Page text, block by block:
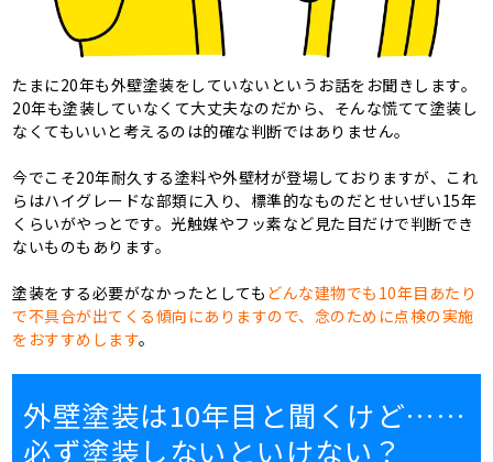
たまに20年も外壁塗装をしていないというお話をお聞きします。
20年も塗装していなくて大丈夫なのだから、そんな慌てて塗装し
なくてもいいと考えるのは的確な判断ではありません。
今でこそ20年耐久する塗料や外壁材が登場しておりますが、これ
らはハイグレードな部類に入り、標準的なものだとせいぜい15年
くらいがやっとです。光触媒やフッ素など見た目だけで判断でき
ないものもあります。
塗装をする必要がなかったとしても どんな建物でも10年目あたり
で不具合が出てくる傾向にありますので、念のために点検の実施
をおすすめします。
外壁塗装は10年目と聞くけど……
必ず塗装しないといけない？